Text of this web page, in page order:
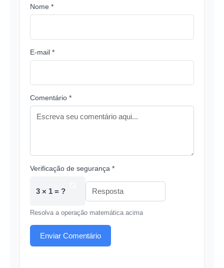
Nome *
E-mail *
Comentário *
Verificação de segurança *
3 × 1 = ?
Resolva a operação matemática acima
Enviar Comentário